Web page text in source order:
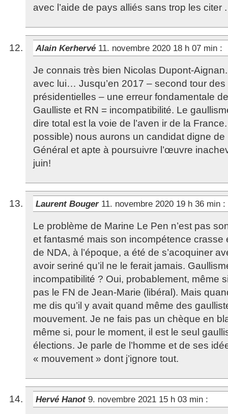
avec l’aide de pays alliés sans trop les citer .
Alain Kerhervé 11. novembre 2020 18 h 07 min :
Je connais très bien Nicolas Dupont-
avec lui… Jusqu’en 2017 – second tour des
présidentielles – une erreur fondamentale
Gaulliste et RN = incompatibilité. Le
dire total est la voie de l’aven ir de la
possible) nous aurons un candidat digne de
Général et apte à poursuivre l’œuvre
juin!
Laurent Bouger 11. novembre 2020 19 h 36 min :
Le problème de Marine Le Pen n’est pas
et fantasmé mais son incompétence crasse
de NDA, à l’époque, a été de s’acoquiner
avoir seriné qu’il ne le ferait jamais.
incompatibilité ? Oui, probablement, même
pas le FN de Jean-Marie (libéral). Mais
me dis qu’il y avait quand même des
mouvement. Je ne fais pas un chèque en
même si, pour le moment, il est le seul
élections. Je parle de l’homme et de ses
« mouvement » dont j’ignore tout.
Hervé Hanot 9. novembre 2021 15 h 03 min :